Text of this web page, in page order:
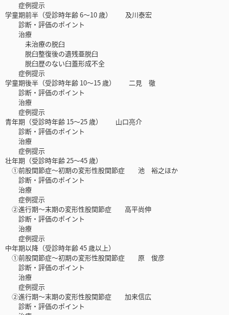
症例提示
学童期前半（受診時年齢 6〜10 歳） 及川泰宏
診断・評価のポイント
治療
未治療の脱臼
脱臼整復後の遺残亜脱臼
脱臼歴のない臼蓋形成不全
症例提示
学童期後半（受診時年齢 10〜15 歳） 二見 徹
診断・評価のポイント
治療
症例提示
青年期（受診時年齢 15〜25 歳） 山口亮介
診断・評価のポイント
治療
症例提示
壮年期（受診時年齢 25〜45 歳）
①前股関節症〜初期の変形性股関節症 池 裕之ほか
診断・評価のポイント
治療
症例提示
②進行期〜末期の変形性股関節症 高平尚伸
診断・評価のポイント
治療
症例提示
中年期以降（受診時年齢 45 歳以上）
①前股関節症〜初期の変形性股関節症 原 俊彦
診断・評価のポイント
治療
症例提示
②進行期〜末期の変形性股関節症 加来信広
診断・評価のポイント